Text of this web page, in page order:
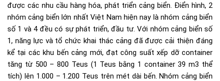
được các nhu cầu hàng hóa, phát triển cảng biển. Điển hình, 2
nhóm cảng biển lớn nhất Việt Nam hiện nay là nhóm cảng biển
số 1 và 4 đều có sự phát triển, đầu tư. Với nhóm cảng biển số
1, năng lực và tổ chức khai thác cảng đã được cải thiện đáng
kể tại các khu bến cảng mới, đạt công suất xếp dỡ container
tăng từ 500 – 800 Teus (1 Teus bằng 1 container 39 m3 thể
tích) lên 1.000 – 1.200 Teus trên mét dài bến. Nhóm cảng biển